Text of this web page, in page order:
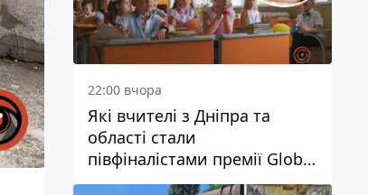
22:00 вчора
Які вчителі з Дніпра та
області стали
півфіналістами премії Global
Teacher Prize Ukraine 2026